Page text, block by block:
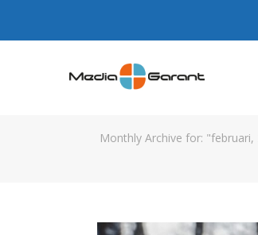
Monthly Archive for: "februari,